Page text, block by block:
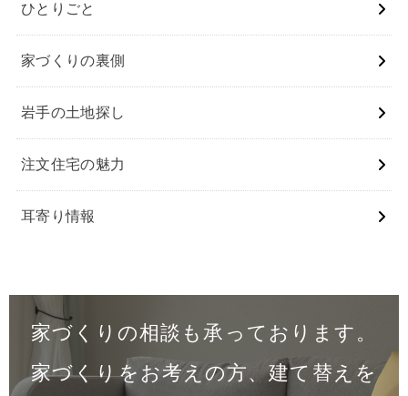
ひとりごと
家づくりの裏側
岩⼿の⼟地探し
注⽂住宅の魅⼒
⽿寄り情報
家づくりの相談も承っております。
家づくりをお考えの方、建て替えを